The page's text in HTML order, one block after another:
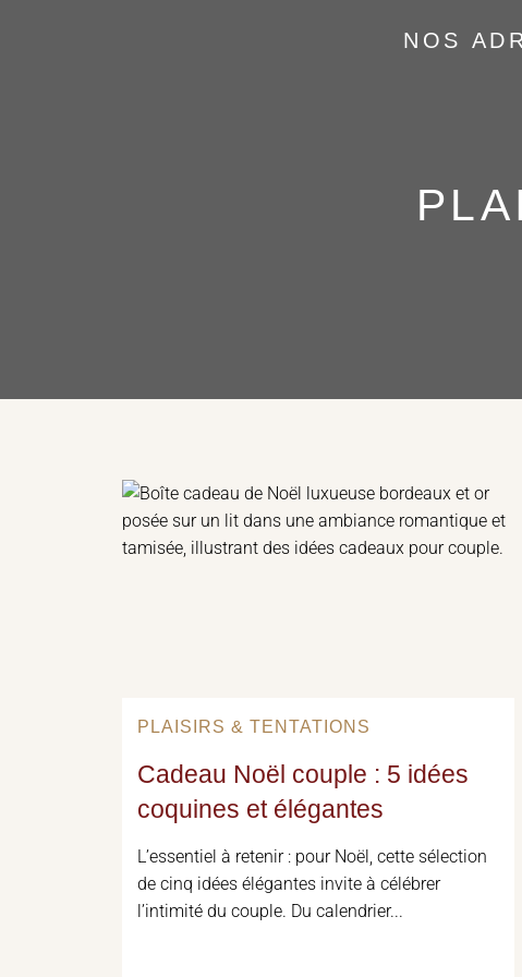
NOS
PLAISIRS & TENTATIONS
Cadeau Noël couple : 5 idées
coquines et élégantes
L’essentiel à retenir : pour Noël, cette sélection
de cinq idées élégantes invite à célébrer
l’intimité du couple. Du calendrier...